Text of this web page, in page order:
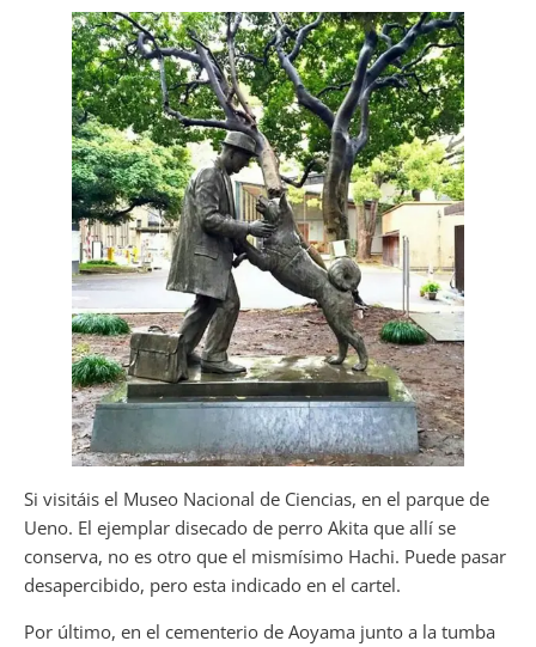
Si visitáis el Museo Nacional de Ciencias, en el parque de
Ueno. El ejemplar disecado de perro Akita que allí se
conserva, no es otro que el mismísimo Hachi. Puede pasar
desapercibido, pero esta indicado en el cartel.
Por último, en el cementerio de Aoyama junto a la tumba